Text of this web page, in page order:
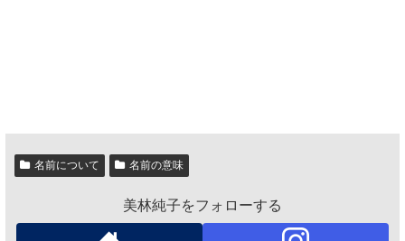
名前について 名前の意味
美林純子をフォローする